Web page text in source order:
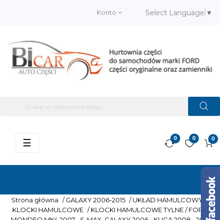
Konto Select Language ▼
0
0
0
Przełącz
☰
Strona główna / GALAXY 2006-2015 / UKŁAD HAMULCOWY
/
KLOCKI HAMULCOWE / KLOCKI HAMULCOWE TYLNE / FORD